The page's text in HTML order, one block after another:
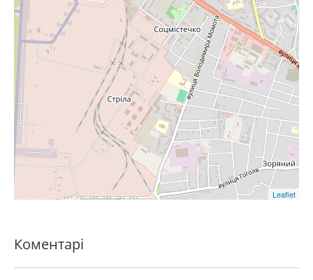
Leaflet
Коментарі